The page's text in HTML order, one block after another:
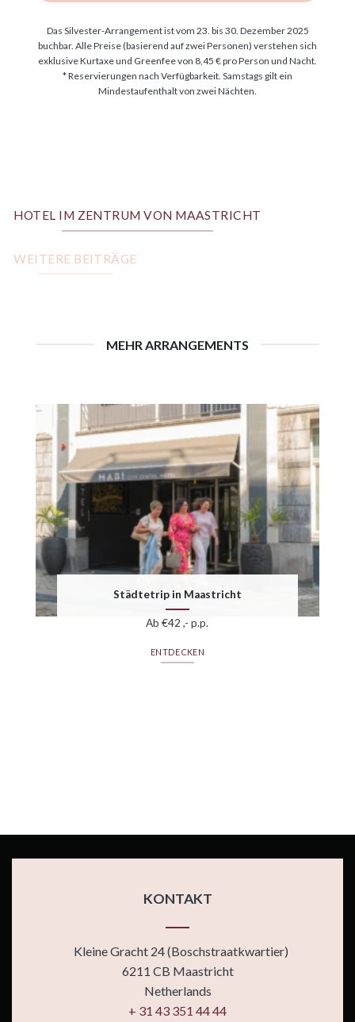
Das Silvester-Arrangement ist vom 23. bis 30. Dezember 2025
buchbar. Alle Preise (basierend auf zwei Personen) verstehen sich
exklusive Kurtaxe und Greenfee von 8,45 € pro Person und Nacht.
* Reservierungen nach Verfügbarkeit. Samstags gilt ein
Mindestaufenthalt von zwei Nächten.
HOTEL IM ZENTRUM VON MAASTRICHT
WEITERE BEITRÄGE
MEHR ARRANGEMENTS
Städtetrip in Maastricht
Ab €42 ,- p.p.
ENTDECKEN
KONTAKT
Kleine Gracht 24 (Boschstraatkwartier)
6211 CB Maastricht
Netherlands
+ 31 43 351 44 44